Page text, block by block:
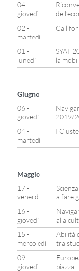
04 -
giovedì
02 -
martedì
Call
01 -
lunedì
SYAT
la
Giugno
06 -
giovedì
2019/
04 -
martedì
I
Maggio
17 -
venerdì
a fare
16 -
giovedì
alla
15 -
mercoledì
Abilità
tra
09 -
giovedì
piazza